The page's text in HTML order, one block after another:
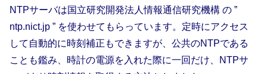
NTPサーバは国立研究開発法人情報通信研究機構 の ”
ntp.nict.jp ” を使わせてもらっています。定時にアクセス
して自動的に時刻補正もできますが、公共のNTPである
ことも鑑み、時計の電源を入れた際に一回だけ、NTPサ